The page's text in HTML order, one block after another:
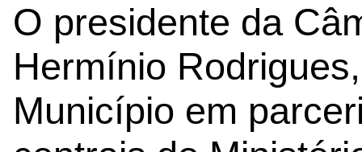
O presidente da
Hermínio
Município em